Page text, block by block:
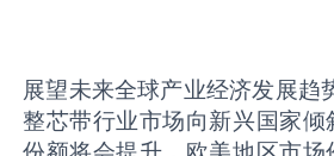
展望未来全球产业经济发展趋
整芯带行业市场向新兴国家倾